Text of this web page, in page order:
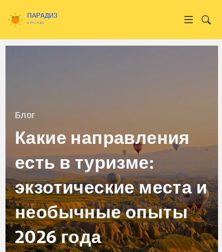
Блог
Какие направления
есть в туризме:
экзотические места и
необычные опыты
2026 года